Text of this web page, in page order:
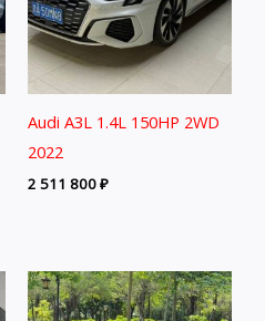
Audi A3L 1.4L 150HP 2WD
2022
2 511 800₽